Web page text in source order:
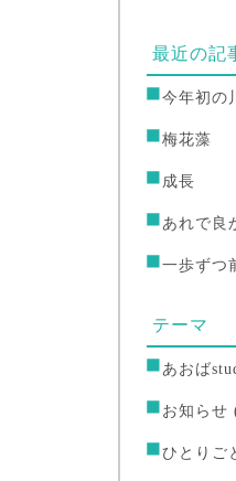
最近の記
今年初の川
梅花藻
成長
あれで良
一歩ずつ
テーマ
あおば
お知らせ
ひとりご